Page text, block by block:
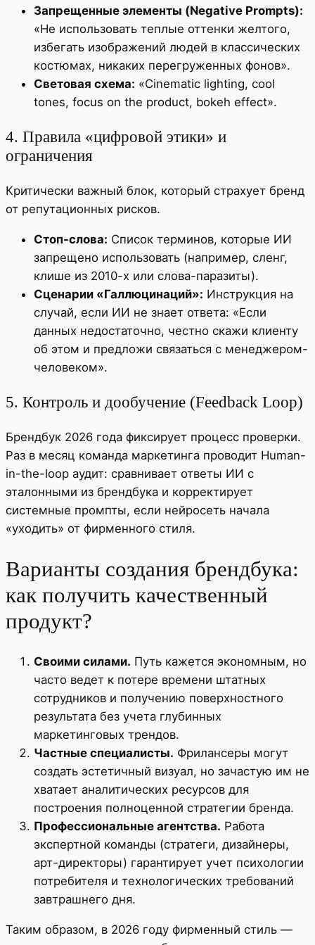
Запрещенные элементы (Negative Prompts):
«Не использовать теплые оттенки желтого,
избегать изображений людей в классических
костюмах, никаких перегруженных фонов».
Световая схема: «Cinematic lighting, cool
tones, focus on the product, bokeh effect».
4. Правила «цифровой этики» и
ограничения
Критически важный блок, который страхует бренд
от репутационных рисков.
Стоп-слова: Список терминов, которые ИИ
запрещено использовать (например, сленг,
клише из 2010-х или слова-паразиты).
Сценарии «Галлюцинаций»: Инструкция на
случай, если ИИ не знает ответа: «Если
данных недостаточно, честно скажи клиенту
об этом и предложи связаться с менеджером-
человеком».
5. Контроль и дообучение (Feedback Loop)
Брендбук 2026 года фиксирует процесс проверки.
Раз в месяц команда маркетинга проводит Human-
in-the-loop аудит: сравнивает ответы ИИ с
эталонными из брендбука и корректирует
системные промпты, если нейросеть начала
«уходить» от фирменного стиля.
Варианты создания брендбука:
как получить качественный
продукт?
Своими силами. Путь кажется экономным, но
часто ведет к потере времени штатных
сотрудников и получению поверхностного
результата без учета глубинных
маркетинговых трендов.
Частные специалисты. Фрилансеры могут
создать эстетичный визуал, но зачастую им не
хватает аналитических ресурсов для
построения полноценной стратегии бренда.
Профессиональные агентства. Работа
экспертной команды (стратеги, дизайнеры,
арт-директоры) гарантирует учет психологии
потребителя и технологических требований
завтрашнего дня.
Таким образом, в 2026 году фирменный стиль —